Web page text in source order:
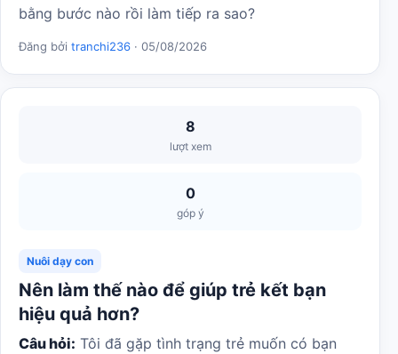
bằng bước nào rồi làm tiếp ra sao?
Đăng bởi tranchi236 · 05/08/2026
8
lượt xem
0
góp ý
Nuôi dạy con
Nên làm thế nào để giúp trẻ kết bạn
hiệu quả hơn?
Câu hỏi: Tôi đã gặp tình trạng trẻ muốn có bạn